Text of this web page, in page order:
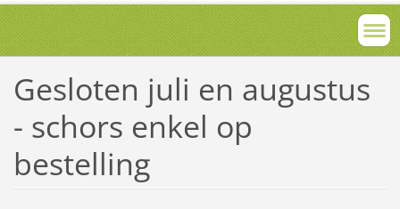
Gesloten juli en augustus
- schors enkel op
bestelling